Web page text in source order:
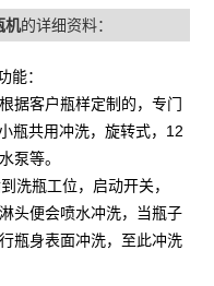
机的详细资料：
能：
据客户瓶样定制的，专门
瓶共用冲洗，旋转式，12
泵等。
洗瓶工位，启动开关，
头便会喷水冲洗，当瓶子
瓶身表面冲洗，至此冲洗